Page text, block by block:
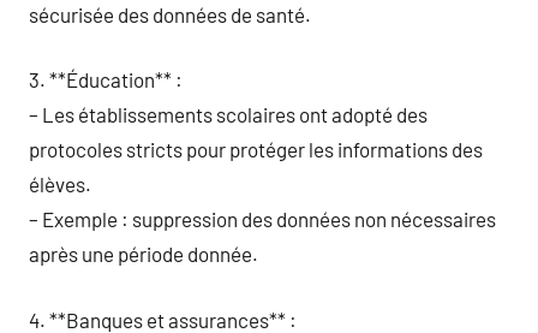
sécurisée des données de santé.
3. **Éducation** :
– Les établissements scolaires ont adopté des
protocoles stricts pour protéger les informations des
élèves.
– Exemple : suppression des données non nécessaires
après une période donnée.
4. **Banques et assurances** :